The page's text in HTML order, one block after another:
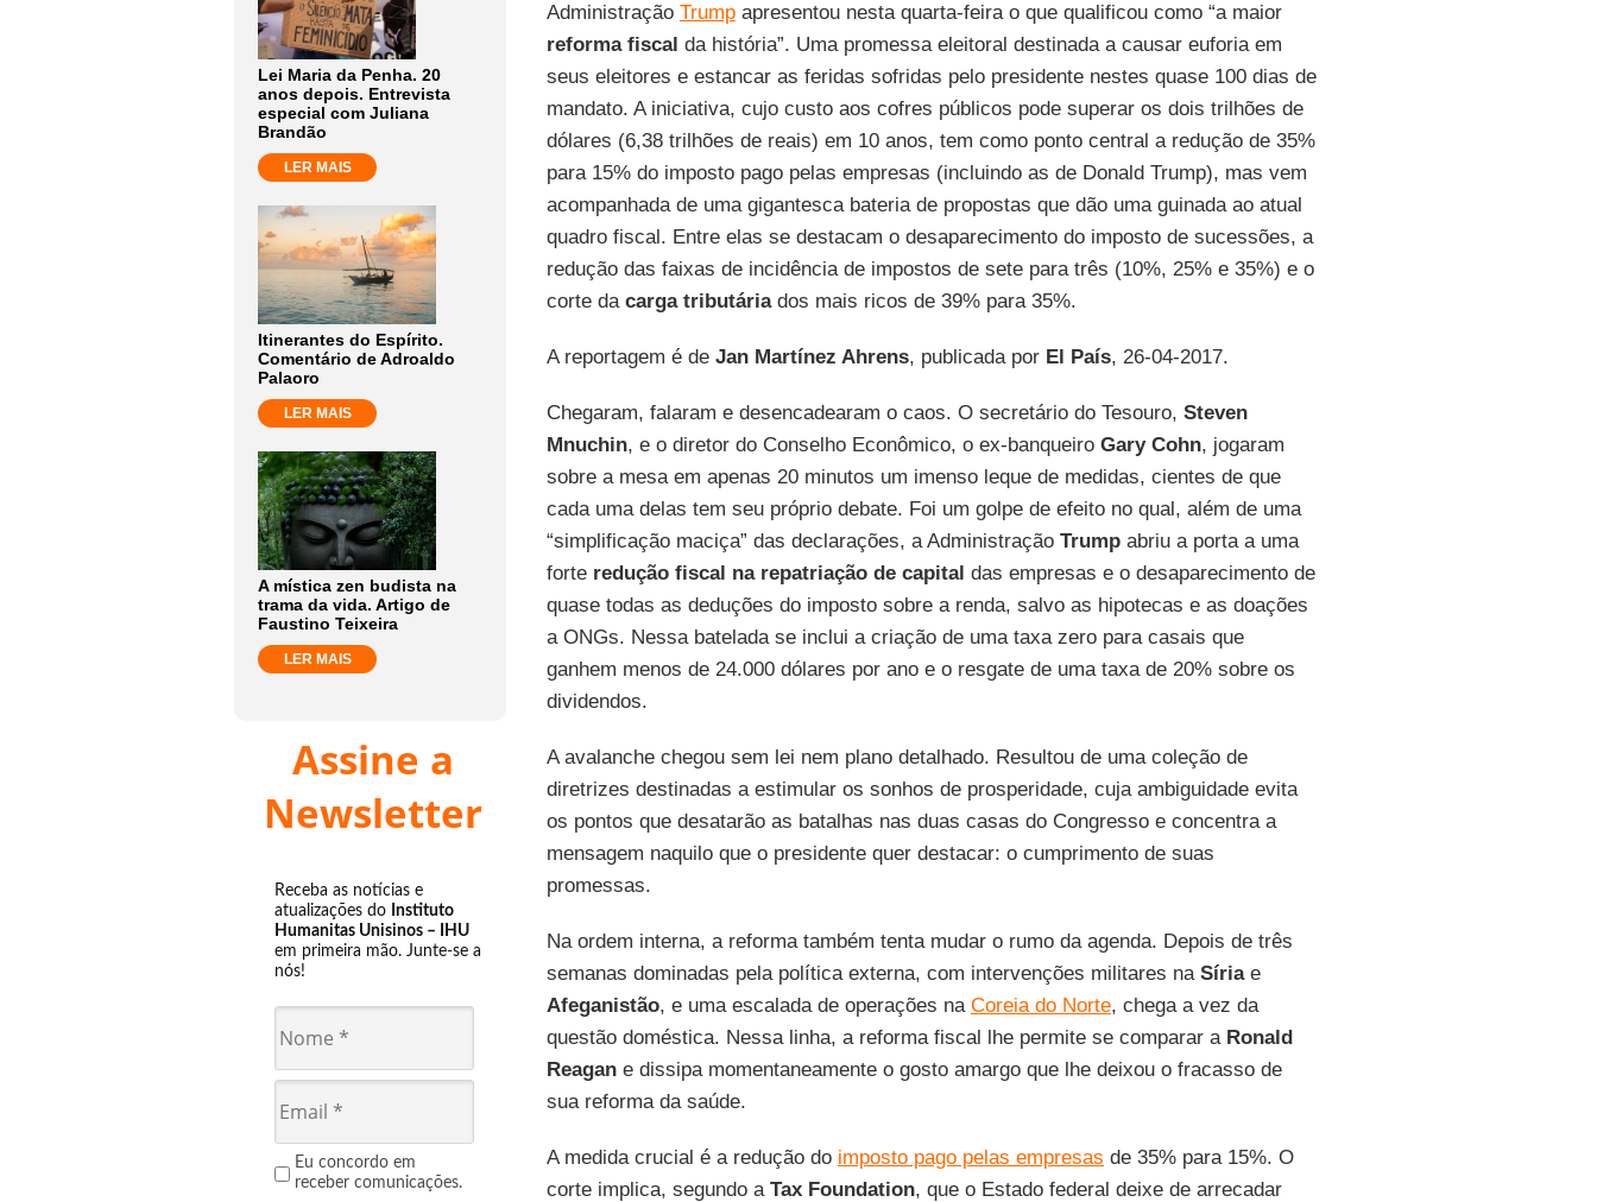
Lei Maria da Penha. 20
anos depois. Entrevista
especial com Juliana
Brandão
LER MAIS
Itinerantes do Espírito.
Comentário de Adroaldo
Palaoro
LER MAIS
A mística zen budista na
trama da vida. Artigo de
Faustino Teixeira
LER MAIS
Assine a
Newsletter
Receba as notícias e
atualizações do Instituto
Humanitas Unisinos – IHU
em primeira mão. Junte-se a
nós!
Eu concordo em
receber comunicações.
Administração Trumpapresentou nesta quarta-feira o que qualificou como “a maior
reforma fiscal da história”. Uma promessa eleitoral destinada a causar euforia em
seus eleitores e estancar as feridas sofridas pelo presidente nestes quase 100 dias de
mandato. A iniciativa, cujo custo aos cofres públicos pode superar os dois trilhões de
dólares (6,38 trilhões de reais) em 10 anos, tem como ponto central a redução de 35%
para 15% do imposto pago pelas empresas (incluindo as de Donald Trump), mas vem
acompanhada de uma gigantesca bateria de propostas que dão uma guinada ao atual
quadro fiscal. Entre elas se destacam o desaparecimento do imposto de sucessões, a
redução das faixas de incidência de impostos de sete para três (10%, 25% e 35%) e o
corte da carga tributáriados mais ricos de 39% para 35%.
A reportagem é de Jan Martínez Ahrens, publicada por El País, 26-04-2017.
Chegaram, falaram e desencadearam o caos. O secretário do Tesouro, Steven
Mnuchin, e o diretor do Conselho Econômico, o ex-banqueiro Gary Cohn, jogaram
sobre a mesa em apenas 20 minutos um imenso leque de medidas, cientes de que
cada uma delas tem seu próprio debate. Foi um golpe de efeito no qual, além de uma
“simplificação maciça” das declarações, a Administração Trumpabriu a porta a uma
forteredução fiscal na repatriação de capital das empresas e o desaparecimento de
quase todas as deduções do imposto sobre a renda, salvo as hipotecas e as doações
a ONGs. Nessa batelada se inclui a criação de uma taxa zero para casais que
ganhem menos de 24.000 dólares por ano e o resgate de uma taxa de 20% sobre os
dividendos.
A avalanche chegou sem lei nem plano detalhado. Resultou de uma coleção de
diretrizes destinadas a estimular os sonhos de prosperidade, cuja ambiguidade evita
os pontos que desatarão as batalhas nas duas casas do Congresso e concentra a
mensagem naquilo que o presidente quer destacar: o cumprimento de suas
promessas.
Na ordem interna, a reforma também tenta mudar o rumo da agenda. Depois de três
semanas dominadas pela política externa, com intervenções militares na Síriae
Afeganistão, e uma escalada de operações na Coreia do Norte, chega a vez da
questão doméstica. Nessa linha, a reforma fiscal lhe permite se comparar aRonald
Reagane dissipa momentaneamente o gosto amargo que lhe deixou o fracasso de
sua reforma da saúde.
A medida crucial é a redução do imposto pago pelas empresas de 35% para 15%. O
corte implica, segundo a Tax Foundation, que o Estado federal deixe de arrecadar